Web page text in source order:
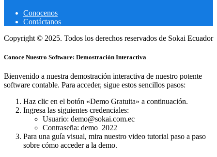
Conocenos
Contáctanos
Copyright © 2025. Todos los derechos reservados de Sokai Ecuador
Conoce Nuestro Software: Demostración Interactiva
Bienvenido a nuestra demostración interactiva de nuestro potente
software contable. Para acceder, sigue estos sencillos pasos:
Haz clic en el botón «Demo Gratuita» a continuación.
Ingresa las siguientes credenciales:
Usuario: demo@sokai.com.ec
Contraseña: demo_2022
Para una guía visual, mira nuestro video tutorial paso a paso
sobre cómo acceder a la demo.